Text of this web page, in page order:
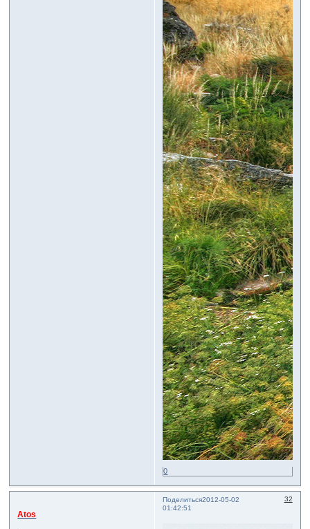
0
Поделиться 32
2012-05-02
01:42:51
Atos